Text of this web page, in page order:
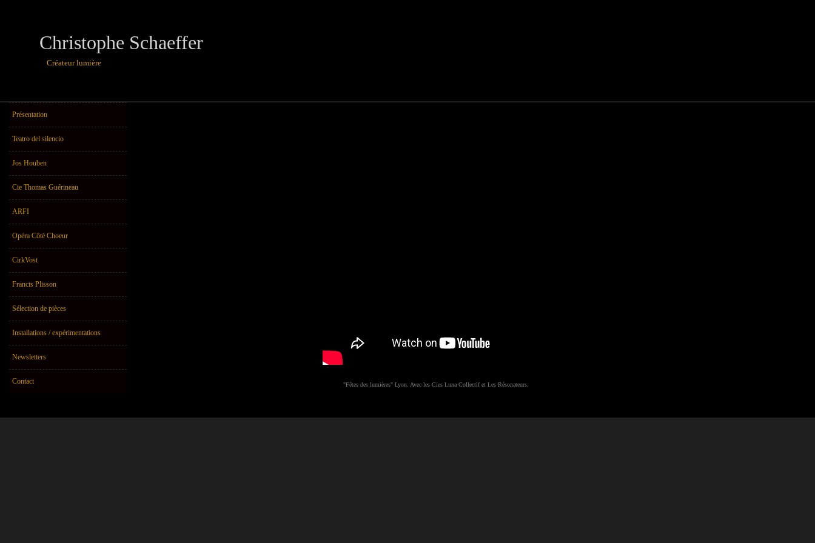
Christophe Schaeffer
Créateur lumière
Présentation
Teatro del silencio
Jos Houben
Cie Thomas Guérineau
ARFI
Opéra Côté Choeur
CirkVost
Francis Plisson
Sélection de pièces
Installations / expérimentations
Newsletters
Contact "Fêtes des lumières" Lyon. Avec les Cies Luna Collectif et Les Résonateurs.